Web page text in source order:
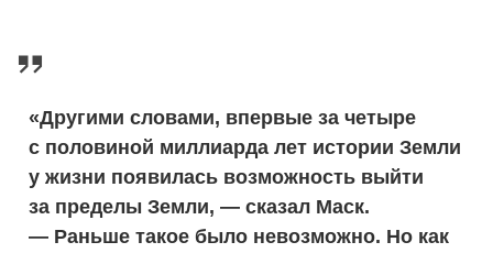
«Другими словами, впервые за четыре
с половиной миллиарда лет истории Земли
у жизни появилась возможность выйти
за пределы Земли, — сказал Маск.
— Раньше такое было невозможно. Но как